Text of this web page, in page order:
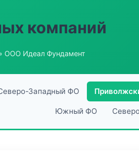
компаний
ООО Идеал Фундамент
Западный ФО
Южный ФО